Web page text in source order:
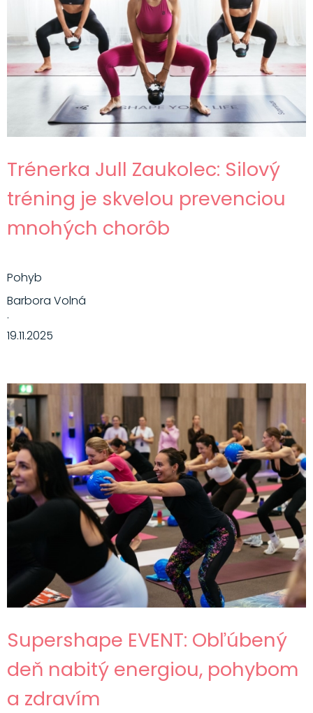
Trénerka Jull Zaukolec: Silový
tréning je skvelou prevenciou
mnohých chorôb
Pohyb
Barbora Volná
·
19.11.2025
Supershape EVENT: Obľúbený
deň nabitý energiou, pohybom
a zdravím